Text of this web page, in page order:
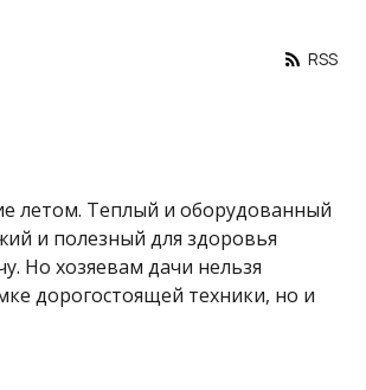
RSS
летом. Теплый и оборудованный
и полезный для здоровья
Но хозяевам дачи нельзя
дорогостоящей техники, но и